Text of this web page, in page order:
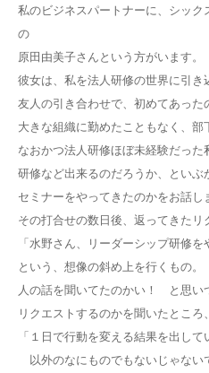
私のビジネスパートナーに、シッ
の
原田由美子さんという方がいます。
彼女は、私を法人研修の世界に引き
友人の引き合わせで、初めてあった
大きな組織に勤めたこともなく、部
なおかつ法人研修ほぼ未経験だっ
研修など出来るのだろうか、とい
セミナーをやってきたのかをお話し
その打合せの数日後、返ってきたリ
「水野さん、リーダーシップ研修を
という、想像の斜め上を行くもの。
人の話を聞いてたのかい！ と思い
リクエストするのかを聞いたところ、
「１日で行動を変える結果を出し
以外のなにものでもないじゃない